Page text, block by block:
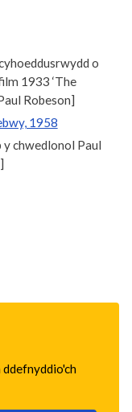
o
1933 ‘The
Robeson]
1958
chwedlonol Paul